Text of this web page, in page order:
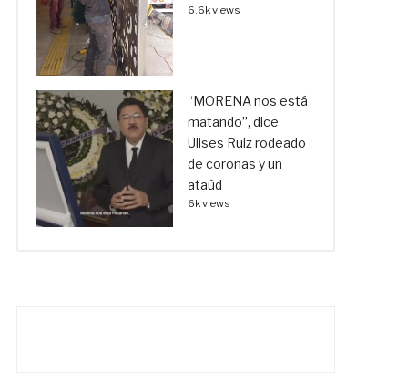
6.6k views
“MORENA nos está
matando”, dice
Ulises Ruiz rodeado
de coronas y un
ataúd
6k views